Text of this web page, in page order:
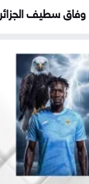
وفاق سطيف